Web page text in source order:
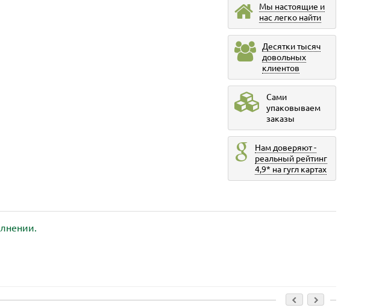
Мы настоящие и
нас легко найти
Десятки тысяч
довольных
клиентов
Сами
упаковываем
заказы
Нам доверяют -
реальный рейтинг
4,9* на гугл картах